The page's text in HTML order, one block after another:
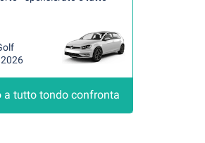
a tutto tondo confronta